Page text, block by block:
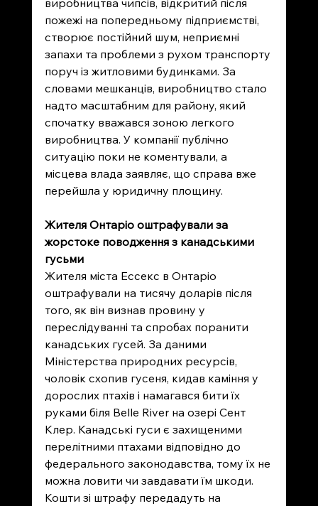
виробництва чипсів, відкритий після
пожежі на попередньому підприємстві,
створює постійний шум, неприємні
запахи та проблеми з рухом транспорту
поруч із житловими будинками. За
словами мешканців, виробництво стало
надто масштабним для району, який
спочатку вважався зоною легкого
виробництва. У компанії публічно
ситуацію поки не коментували, а
місцева влада заявляє, що справа вже
перейшла у юридичну площину.
Жителя Онтаріо оштрафували за
жорстоке поводження з канадськими
гусьми
Жителя міста Ессекс в Онтаріо
оштрафували на тисячу доларів після
того, як він визнав провину у
переслідуванні та спробах поранити
канадських гусей. За даними
Міністерства природних ресурсів,
чоловік схопив гусеня, кидав каміння у
дорослих птахів і намагався бити їх
руками біля Belle River на озері Сент
Клер. Канадські гуси є захищеними
перелітними птахами відповідно до
федерального законодавства, тому їх не
можна ловити чи завдавати їм шкоди.
Кошти зі штрафу передадуть на